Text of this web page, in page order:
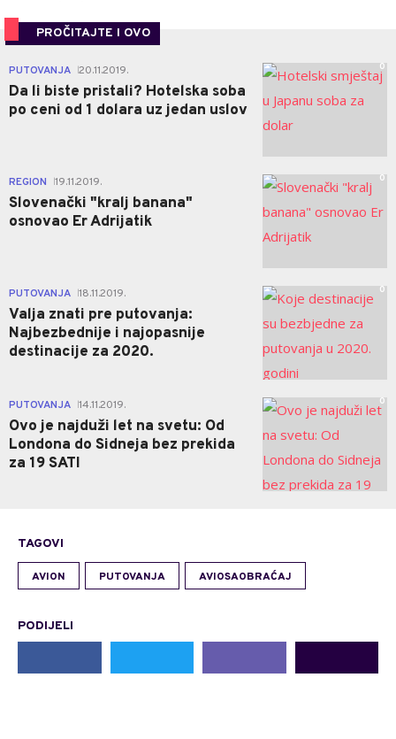
PROČITAJTE I OVO
PUTOVANJA 20.11.2019.
Da li biste pristali? Hotelska soba
po ceni od 1 dolara uz jedan uslov
0
REGION 19.11.2019.
Slovenački "kralj banana"
osnovao Er Adrijatik
0
PUTOVANJA 18.11.2019.
Valja znati pre putovanja:
Najbezbednije i najopasnije
destinacije za 2020.
0
PUTOVANJA 14.11.2019.
Ovo je najduži let na svetu: Od
Londona do Sidneja bez prekida
za 19 SATI
0
TAGOVI
AVION PUTOVANJA AVIOSAOBRAĆAJ
PODIJELI